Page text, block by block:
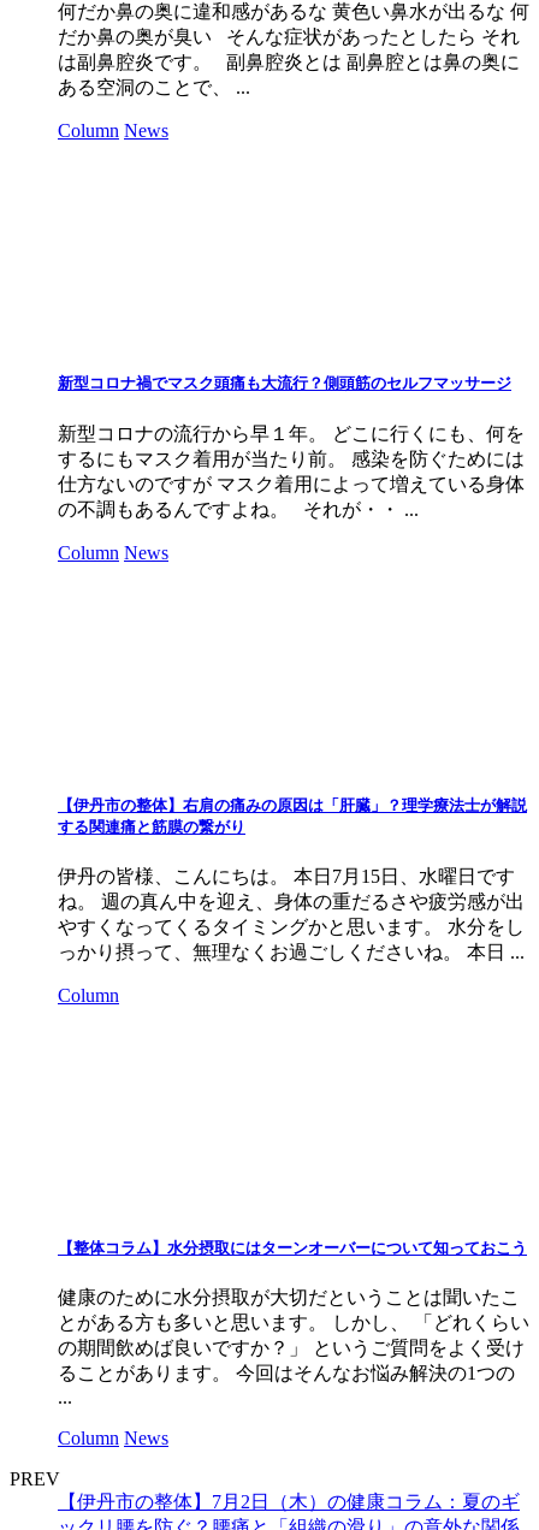
何だか鼻の奥に違和感があるな 黄色い鼻水が出るな 何
だか鼻の奥が臭い そんな症状があったとしたら それ
は副鼻腔炎です。 副鼻腔炎とは 副鼻腔とは鼻の奥に
ある空洞のことで、 ...
Column News
新型コロナ禍でマスク頭痛も大流行？側頭筋のセルフマッサージ
新型コロナの流行から早１年。 どこに行くにも、何を
するにもマスク着用が当たり前。 感染を防ぐためには
仕方ないのですが マスク着用によって増えている身体
の不調もあるんですよね。 それが・・ ...
Column News
【伊丹市の整体】右肩の痛みの原因は「肝臓」？理学療法士が解説
する関連痛と筋膜の繋がり
伊丹の皆様、こんにちは。 本日7月15日、水曜日です
ね。 週の真ん中を迎え、身体の重だるさや疲労感が出
やすくなってくるタイミングかと思います。 水分をし
っかり摂って、無理なくお過ごしくださいね。 本日 ...
Column
【整体コラム】水分摂取にはターンオーバーについて知っておこう
健康のために水分摂取が大切だということは聞いたこ
とがある方も多いと思います。 しかし、 「どれくらい
の期間飲めば良いですか？」 というご質問をよく受け
ることがあります。 今回はそんなお悩み解決の1つの
...
Column News
PREV
【伊丹市の整体】7月2日（木）の健康コラム：夏のギ